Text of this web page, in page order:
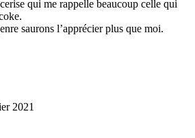
qui me rappelle beaucoup celle qui
saurons l’apprécier plus que moi.
2021